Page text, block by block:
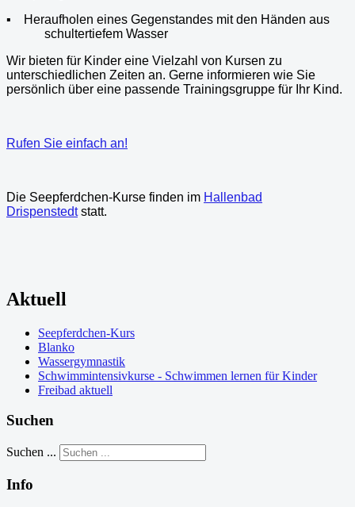
▪
Heraufholen eines Gegenstandes mit den Händen aus
schultertiefem Wasser
Wir bieten für Kinder eine Vielzahl von Kursen zu
unterschiedlichen Zeiten an. Gerne informieren wie Sie
persönlich über eine passende Trainingsgruppe für Ihr Kind.
Rufen Sie einfach an!
Die Seepferdchen-Kurse finden im Hallenbad
Drispenstedtstatt.
Aktuell
Seepferdchen-Kurs
Blanko
Wassergymnastik
Schwimmintensivkurse - Schwimmen lernen für Kinder
Freibad aktuell
Suchen
Suchen ...
Info